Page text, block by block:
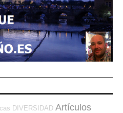
DIVERSIDAD Artículos